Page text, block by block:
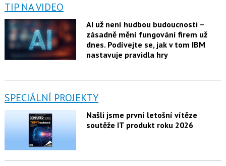
TIP NA VIDEO
AI už není hudbou budoucnosti –
zásadně mění fungování firem už
dnes. Podívejte se, jak v tom IBM
nastavuje pravidla hry
SPECIÁLNÍ PROJEKTY
Našli jsme první letošní vítěze
soutěže IT produkt roku 2026